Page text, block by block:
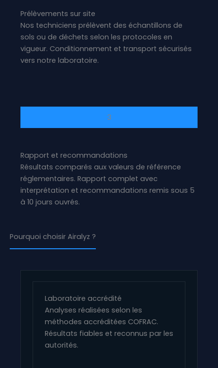
Prélèvements sur site
Nos techniciens prélèvent des échantillons de
sols ou de déchets selon les protocoles en
vigueur. Conditionnement et transport sécurisés
vers notre laboratoire.
3
Rapport et recommandations
Résultats comparés aux valeurs de référence
réglementaires. Rapport complet avec
interprétation et recommandations remis sous 5
à 10 jours ouvrés.
Pourquoi choisir Airalyz ?
Laboratoire accrédité
Analyses réalisées selon les
méthodes accréditées COFRAC.
Résultats fiables et reconnus par les
autorités.